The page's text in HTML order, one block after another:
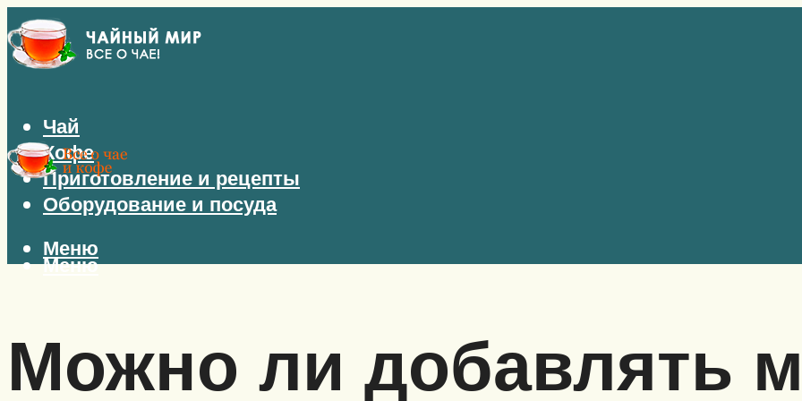
Чай
Кофе
Приготовление и рецепты
Оборудование и посуда
Меню
Меню
Можно ли добавлять